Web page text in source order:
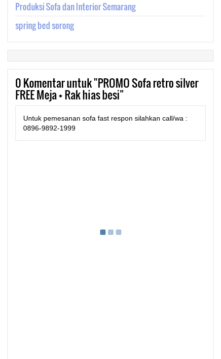
Produksi Sofa dan Interior Semarang
spring bed sorong
0Komentar untuk "PROMO Sofa retro silver
FREE Meja + Rak hias besi"
Untuk pemesanan sofa fast respon silahkan call/wa :
0896-9892-1999